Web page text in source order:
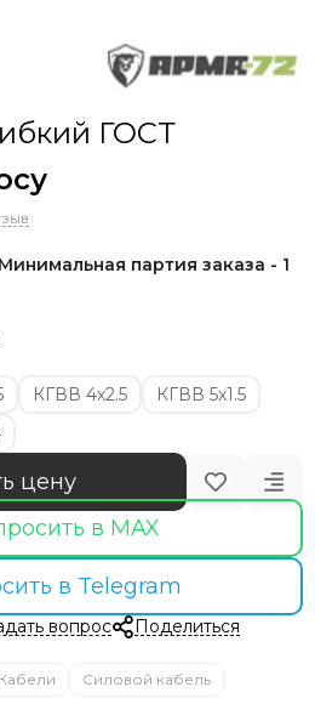
ГОСТ
партия заказа - 1
КГВВ 4х2.5
КГВВ 5х1.5
цену
в MAX
в Telegram
вопрос Поделиться
Кабели Силовой кабель